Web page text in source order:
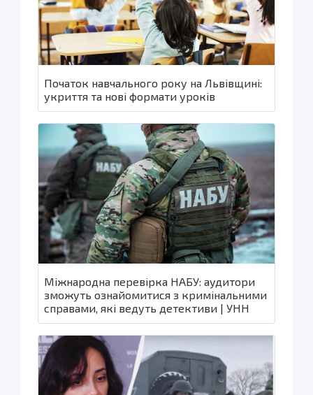
Початок навчального року на Львівщині:
укриття та нові формати уроків
Міжнародна перевірка НАБУ: аудитори
зможуть ознайомитися з кримінальними
справами, які ведуть детективи | УНН